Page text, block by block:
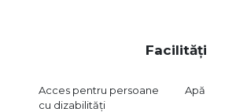
Facilități
Acces pentru persoane
cu dizabilități
Apă